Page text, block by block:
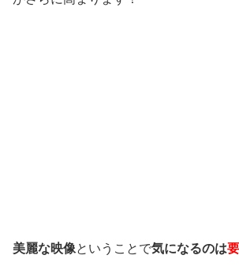
美麗な映像ということで気になるのは